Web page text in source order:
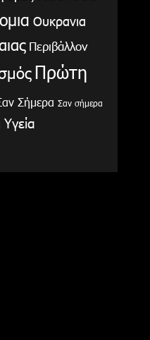
Ουκρανια
Περιβάλλον
Πρώτη
Σήμερα Σαν σήμερα
Υγεία